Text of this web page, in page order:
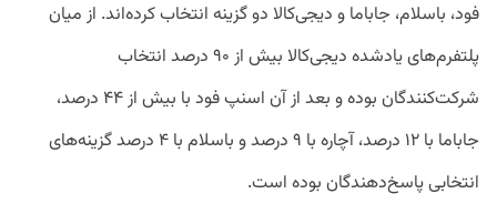
فود، باسلام، جاباما و دیجی‌کالا دو گزینه انتخاب کرده‌اند. از میان
پلتفرم‌های یادشده دیجی‌کالا بیش از ۹۰ درصد انتخاب
شرکت‌کنندگان بوده و بعد از آن اسنپ فود با بیش از ۴۴ درصد،
جاباما با ۱۲ درصد، آچاره با ۹ درصد و باسلام با ۴ درصد گزینه‌های
انتخابی پاسخ‌دهندگان بوده است.